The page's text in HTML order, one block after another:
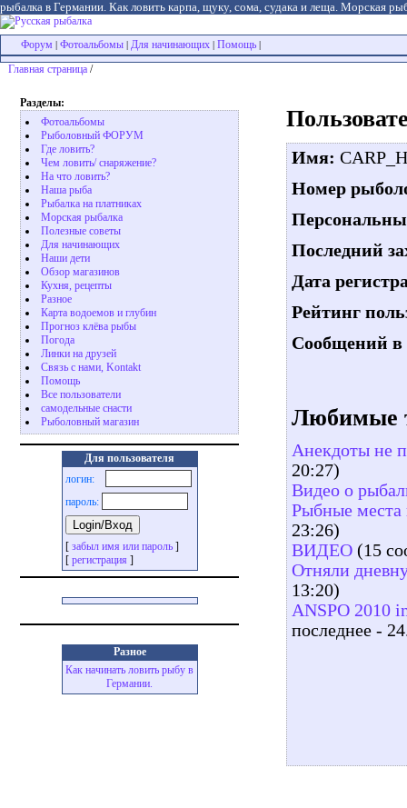
рыбалка в Германии. Как ловить карпа, щуку, сома, судака и леща. Морская
Форум Фотоальбомы Для начинающих Помощь
Главная страница /
Разделы:
Фотоальбомы
Рыболовный ФОРУМ
Где ловить?
Чем ловить/ снаряжение?
На что ловить?
Наша рыба
Рыбалка на платниках
Морская рыбалка
Полезные советы
Для начинающих
Наши дети
Обзор магазинов
Кухня, рецепты
Разное
Карта водоемов и глубин
Прогноз клёва рыбы
Погода
Линки на друзей
Связь с нами, Kontakt
Помощь
Все пользователи
самодельные снасти
Рыболовный магазин
Для пользователя
логин:
пароль:
[ забыл имя или пароль]
[ регистрация ]
Разное
Как начинать ловить рыбу в
Германии.
Имя:
Номер
Последний
Дата
Рейтинг
Сообщений в
Любимые
Анекдоты не
20:27)
Видео о
Рыбные места
23:26)
ВИДЕО (15
Отняли
13:20)
ANSPO 2010
последнее -